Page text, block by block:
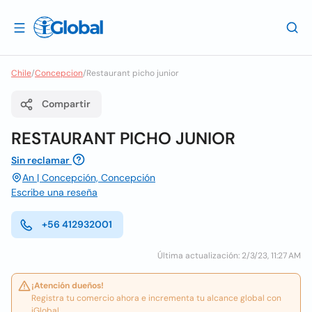
Chile/Concepcion/Restaurant picho junior
Compartir
RESTAURANT PICHO JUNIOR
Sin reclamar
An | Concepción, Concepción
Escribe una reseña
+56 412932001
Última actualización: 2/3/23, 11:27 AM
¡Atención dueños!
Registra tu comercio ahora e incrementa tu alcance global con